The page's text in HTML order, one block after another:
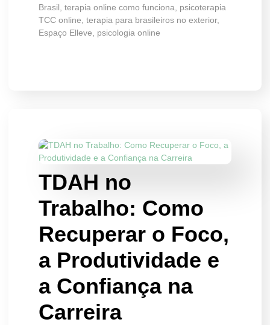
Brasil, terapia online como funciona, psicoterapia
TCC online, terapia para brasileiros no exterior,
Espaço Elleve, psicologia online
TDAH no
Trabalho: Como
Recuperar o Foco,
a Produtividade e
a Confiança na
Carreira